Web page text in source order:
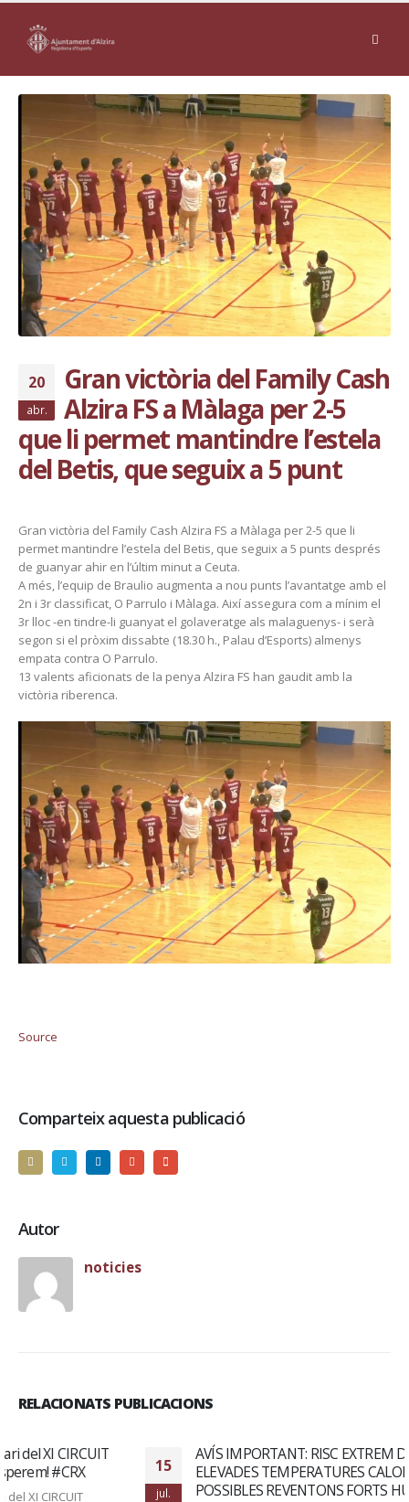
20
abr.
Gran victòria del Family Cash
Alzira FS a Màlaga per 2-5
que li permet mantindre l’estela
del Betis, que seguix a 5 punt
Gran victòria del Family Cash Alzira FS a Màlaga per 2-5 que li
permet mantindre l’estela del Betis, que seguix a 5 punts després
de guanyar ahir en l’últim minut a Ceuta.
A més, l’equip de Braulio augmenta a nou punts l’avantatge amb el
2n i 3r classificat, O Parrulo i Màlaga. Així assegura com a mínim el
3r lloc -en tindre-li guanyat el golaveratge als malaguenys- i serà
segon si el pròxim dissabte (18.30 h., Palau d’Esports) almenys
empata contra O Parrulo.
13 valents aficionats de la penya Alzira FS han gaudit amb la
victòria riberenca.
Source
Comparteix aquesta publicació
Autor
noticies
RELACIONATS PUBLICACIONS
15
jul.
AVÍS IMPORTANT: RISC EXTREM D’INCENDIS I PER
ELEVADES TEMPERATURES CALOR SUFOCANT I
POSSIBLES REVENTONS FORTS HUI Esp